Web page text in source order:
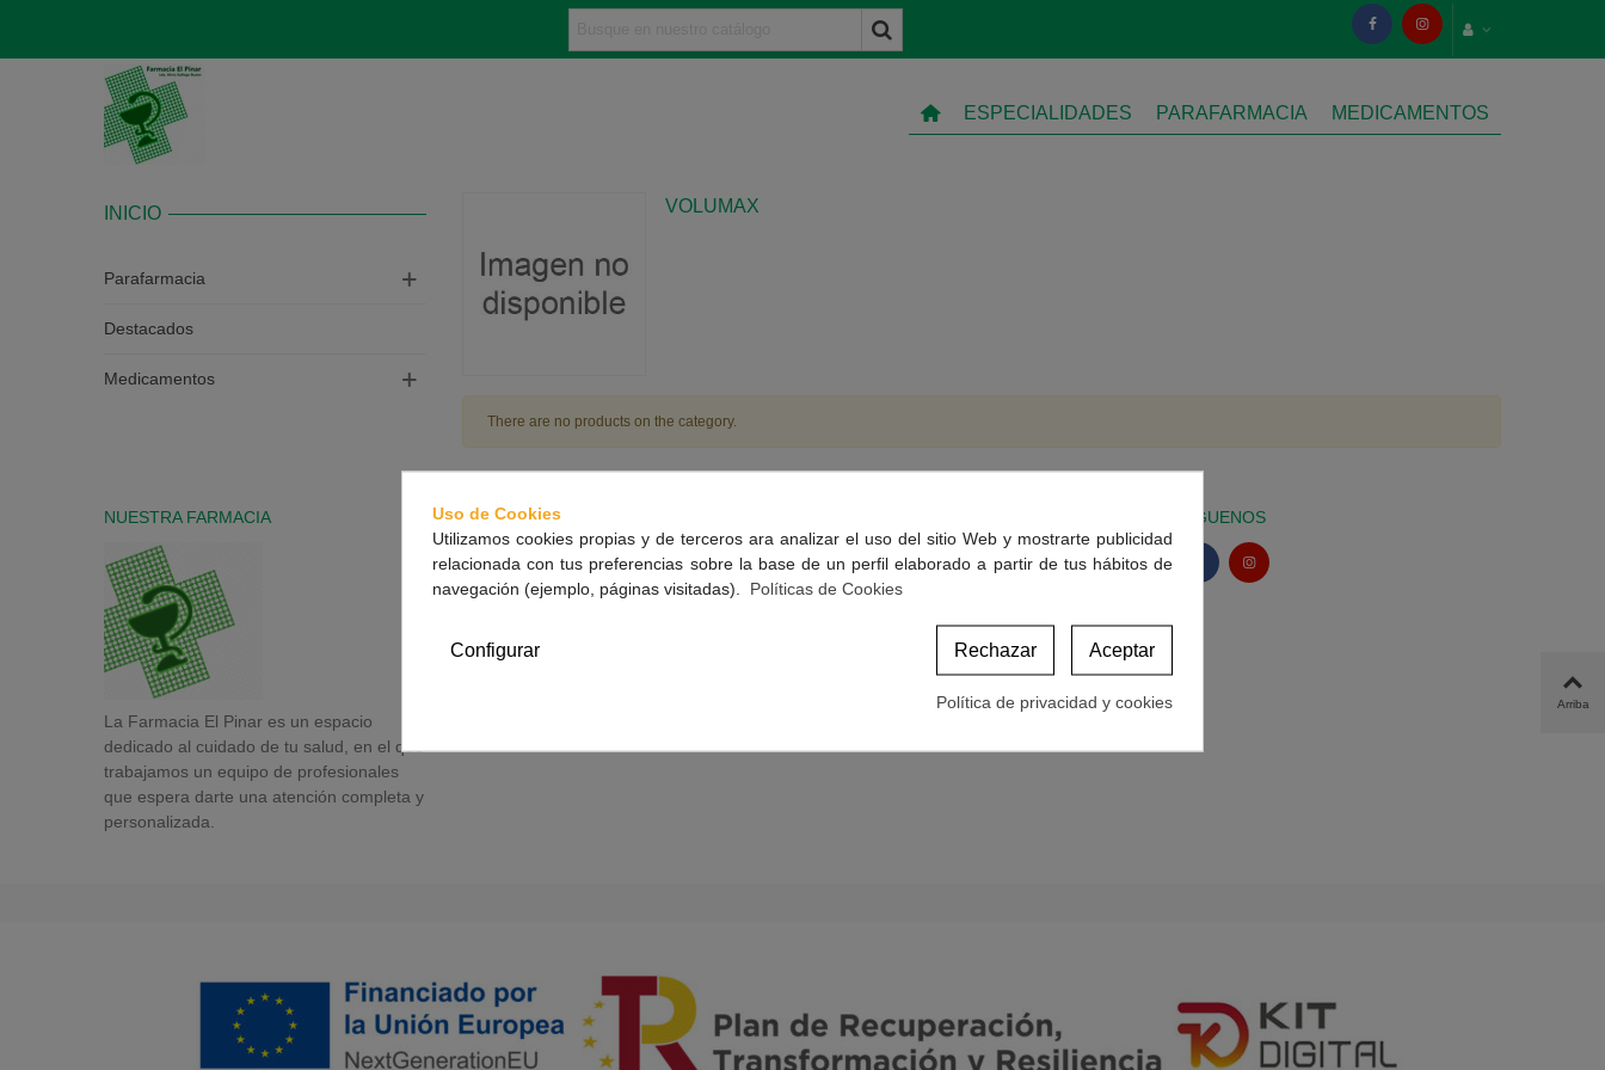
ESPECIALIDADES PARAFARMACIA MEDICAMENTOS
INICIO
Parafarmacia
Destacados
Medicamentos
VOLUMAX
There are no products on the category.
NUESTRA FARMACIA
La Farmacia El Pinar es un espacio
dedicado al cuidado de tu salud, en el que
trabajamos un equipo de profesionales
que espera darte una atención completa y
personalizada.
CONTACTO
Politicas de Cookies
Términos y condiciones de compra
SÍGUENOS
Arriba
Uso de Cookies
Utilizamos cookies propias y de terceros ara analizar el uso del sitio Web y mostrarte publicidad
relacionada con tus preferencias sobre la base de un perfil elaborado a partir de tus hábitos de
navegación (ejemplo, páginas visitadas). Políticas de Cookies
Aceptar
Rechazar
Configurar
Política de privacidad y cookies